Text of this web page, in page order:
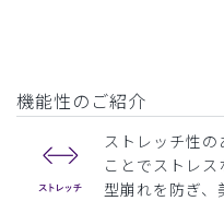
機能性のご紹介
ストレッチ性
ことでストレス
型崩れを防ぎ、